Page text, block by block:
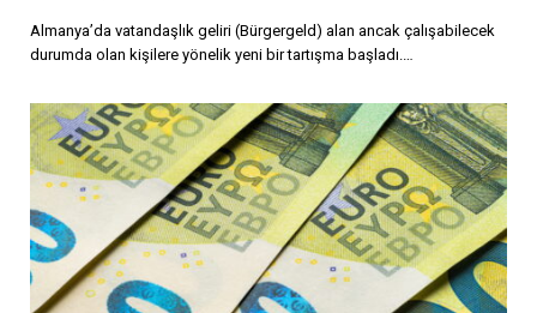
Almanya’da vatandaşlık geliri (Bürgergeld) alan ancak çalışabilecek
durumda olan kişilere yönelik yeni bir tartışma başladı.…